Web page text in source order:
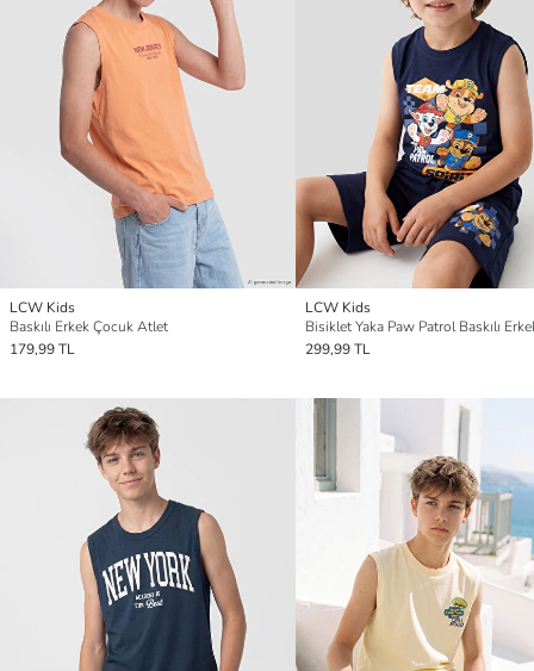
LCW Kids
Baskılı Erkek Çocuk Atlet
179,99 TL
LCW Kids
299,99 TL